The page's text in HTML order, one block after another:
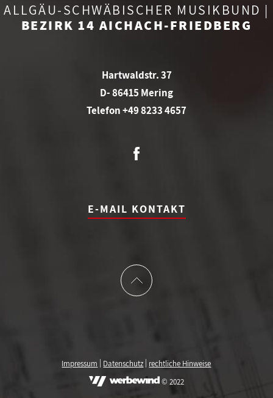
ALLGÄU-SCHWÄBISCHER MUSIKBUND |
BEZIRK 14 AICHACH-FRIEDBERG
Hartwaldstr. 37
D- 86415 Mering
Telefon +49 8233 4657
E-MAIL KONTAKT
Impressum Datenschutz rechtliche Hinweise
© 2022